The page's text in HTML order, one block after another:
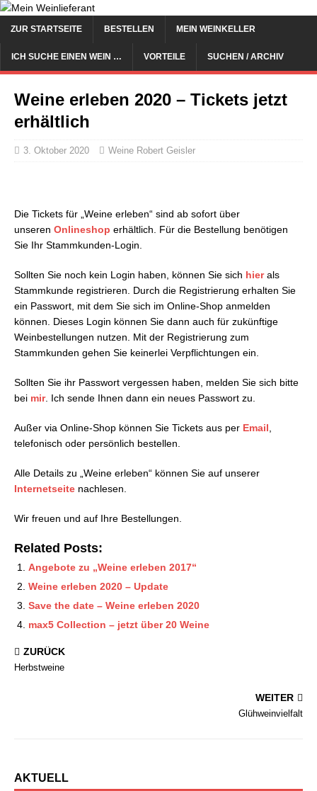
ZUR STARTSEITE BESTELLEN MEIN WEINKELLER
ICH SUCHE EINEN WEIN … VORTEILE SUCHEN / ARCHIV
Weine erleben 2020 – Tickets jetzt
erhältlich
3. Oktober 2020 Weine Robert Geisler
Die Tickets für „Weine erleben“ sind ab sofort über
unseren Onlineshop erhältlich. Für die Bestellung benötigen
Sie Ihr Stammkunden-Login.
Sollten Sie noch kein Login haben, können Sie sich hierals
Stammkunde registrieren. Durch die Registrierung erhalten Sie
ein Passwort, mit dem Sie sich im Online-Shop anmelden
können. Dieses Login können Sie dann auch für zukünftige
Weinbestellungen nutzen. Mit der Registrierung zum
Stammkunden gehen Sie keinerlei Verpflichtungen ein.
Sollten Sie ihr Passwort vergessen haben, melden Sie sich bitte
bei mir. Ich sende Ihnen dann ein neues Passwort zu.
Außer via Online-Shop können Sie Tickets aus per Email
telefonisch oder persönlich bestellen.
Alle Details zu „Weine erleben“ können Sie auf unserer
Internetseite nachlesen.
Wir freuen und auf Ihre Bestellungen.
Related Posts:
Angebote zu „Weine erleben 2017“
Weine erleben 2020 – Update
Save the date – Weine erleben 2020
max5 Collection – jetzt über 20 Weine
ZURÜCK
Herbstweine
WEITER
Glühweinvielfalt
AKTUELL